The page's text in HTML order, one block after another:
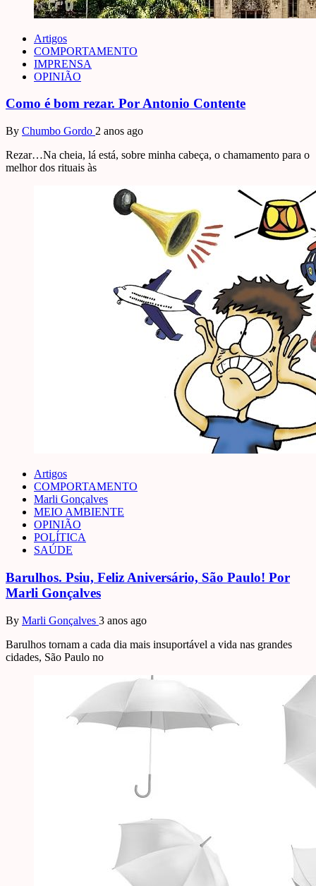
Artigos
COMPORTAMENTO
IMPRENSA
OPINIÃO
Como é bom rezar. Por Antonio Contente
By Chumbo Gordo 2 anos ago
Rezar…Na cheia, lá está, sobre minha cabeça, o chamamento para o
melhor dos rituais às
Artigos
COMPORTAMENTO
Marli Gonçalves
MEIO AMBIENTE
OPINIÃO
POLÍTICA
SAÚDE
Barulhos. Psiu, Feliz Aniversário, São Paulo! Por
Marli Gonçalves
By Marli Gonçalves 3 anos ago
Barulhos tornam a cada dia mais insuportável a vida nas grandes
cidades, São Paulo no